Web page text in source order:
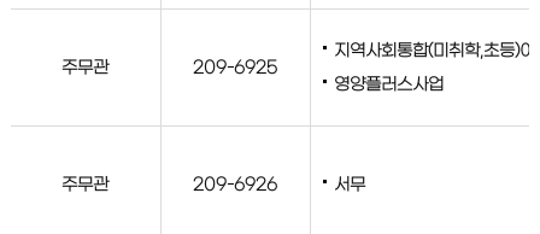
주무관 209-6925
지역사회통합(미취학,초등)
영양플러스사업
주무관 209-6926 서무